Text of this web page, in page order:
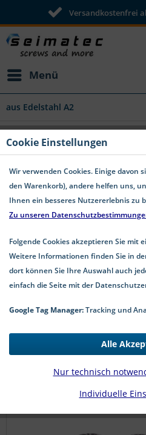
Versandkostenfrei
Menü
aus Edelstahl A2
Holzbauschrauben aus
Holzbauschrauben aus
Langlebig Perfekt für
Unsere Edelstahl A2
Korrosionsbeständigkeit
mit
Cookie Einstellungen
Wir verwenden Cookies. Einige davon
den Warenkorb), andere helfen uns,
Ihnen ein besseres Nutzererlebnis zu
Zu unseren
Folgende Cookies akzeptieren Sie mit
Weitere Informationen finden Sie in
dort können Sie Ihre Auswahl auch
einfach die Seite mit der
Google Tag Manager:Tracking und
Individuelle
Nur technisch
Alle